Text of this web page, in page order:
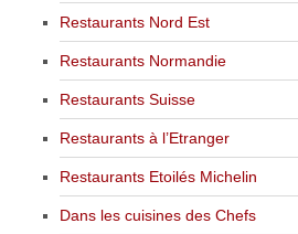
Restaurants Nord Est
Restaurants Normandie
Restaurants Suisse
Restaurants à l’Etranger
Restaurants Etoilés Michelin
Dans les cuisines des Chefs